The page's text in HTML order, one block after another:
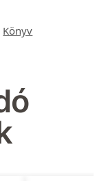
Könyv